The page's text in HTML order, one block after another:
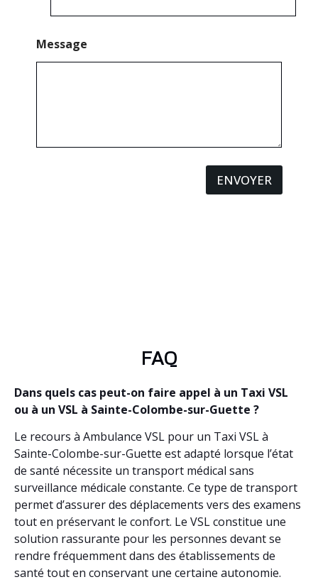
Message
ENVOYER
FAQ
Dans quels cas peut-on faire appel à un Taxi VSL
ou à un VSL à Sainte-Colombe-sur-Guette ?
Le recours à Ambulance VSL pour un Taxi VSL à
Sainte-Colombe-sur-Guette est adapté lorsque l’état
de santé nécessite un transport médical sans
surveillance médicale constante. Ce type de transport
permet d’assurer des déplacements vers des examens
tout en préservant le confort. Le VSL constitue une
solution rassurante pour les personnes devant se
rendre fréquemment dans des établissements de
santé tout en conservant une certaine autonomie.